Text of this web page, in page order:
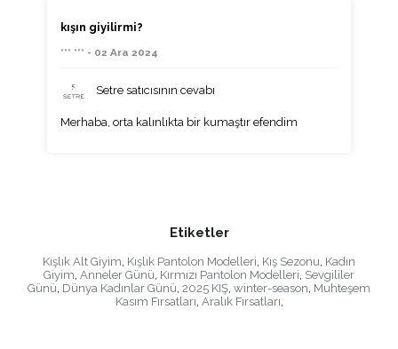
kışın giyilirmi?
*** *** - 02 Ara 2024
Setre satıcısının cevabı
Merhaba, orta kalınlıkta bir kumaştır efendim
Etiketler
Kışlık Alt Giyim, Kışlık Pantolon Modelleri, Kış Sezonu, Kadın
Giyim, Anneler Günü, Kırmızı Pantolon Modelleri, Sevgililer
Günü, Dünya Kadınlar Günü, 2025 KIŞ, winter-season, Muhteşem
Kasım Fırsatları, Aralık Fırsatları,